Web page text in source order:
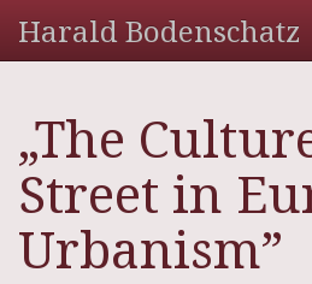
Harald Bodenschatz
„The
Street in
Urbanism”